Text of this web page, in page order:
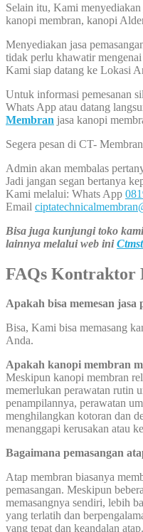
Selain itu, Kami menyediakan
kanopi membran, kanopi
Menyediakan jasa
tidak perlu khawatir
Kami siap datang ke Lokasi
Untuk informasi pemesanan
Whats App atau datang
Membran jasa kanopi
Segera pesan di CT- Membran
Admin akan membalas
Jadi jangan segan bertanya
Kami melalui: Whats App
Email
Bisa juga kunjungi toko
lainnya melalui web ini
FAQs Kontraktor
Apakah bisa memesan jasa
Bisa, Kami bisa memasang
Anda.
Apakah kanopi membran
Meskipun kanopi membran
memerlukan perawatan rutin
penampilannya, perawatan
menghilangkan kotoran dan
menanggapi kerusakan atau
Bagaimana pemasangan
Atap membran biasanya
pemasangan. Meskipun
memasangnya sendiri, lebih
yang terlatih dan
yang tepat dan keandalan atap.